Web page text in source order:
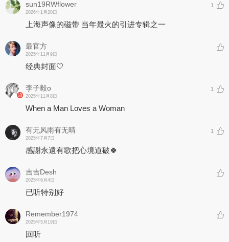
sun19RWflower
2026年1月20日
1
上海声像的磁带 当年最火的引进专辑之一
最官方
2025年11月9日
经典封面🤍
李子毅o
2025年11月8日
1
When a Man Loves a Woman
有无风雨有无晴
2025年7月7日
1
感謝永遠有歌把心境道破🍀
吉吉Desh
2025年6月4日
已听特别好
Remember1974
2025年5月19日
回听